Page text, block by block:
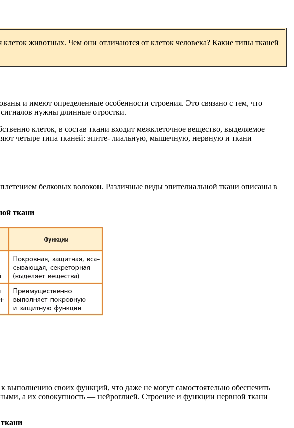
животных. Чем они отличаются от клеток человека? Какие типы тканей
и имеют определенные особенности строения. Это связано с тем, что
нужны длинные отростки.
клеток, в состав ткани входит межклеточное вещество, выделяемое
четыре типа тканей: эпите- лиальную, мышечную, нервную и ткани
белковых волокон. Различные виды эпителиальной ткани описаны в
ткани
своих функций, что даже не могут самостоятельно обеспечить
а их совокупность — нейроглией. Строение и функции нервной ткани